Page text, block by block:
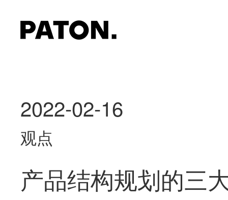
2022-02-16
观点
产品结构规划的三